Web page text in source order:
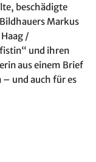
beschädigte
Markus
/
und ihren
aus einem Brief
– und auch für es